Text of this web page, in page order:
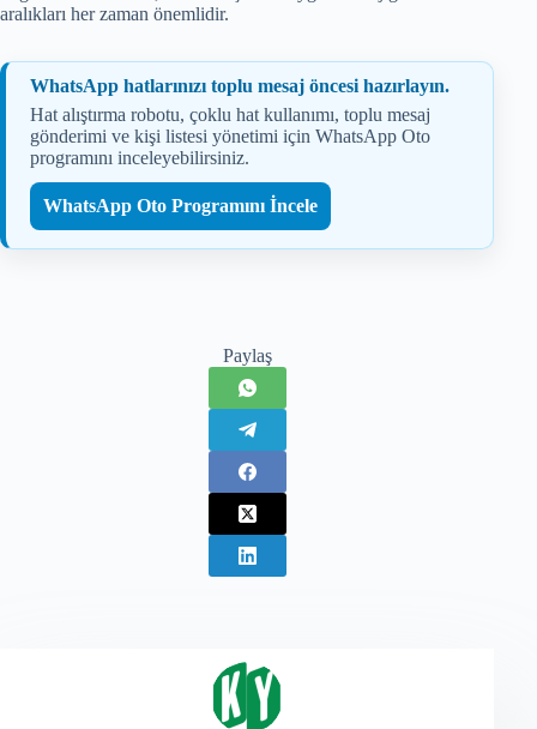
aralıkları her zaman önemlidir.
WhatsApp hatlarınızı toplu mesaj öncesi hazırlayın.
Hat alıştırma robotu, çoklu hat kullanımı, toplu mesaj
gönderimi ve kişi listesi yönetimi için WhatsApp Oto
programını inceleyebilirsiniz.
WhatsApp Oto Programını İncele
Paylaş